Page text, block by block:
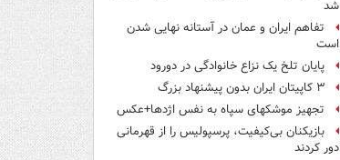
شد
تفاهم ایران و عمان در آستانه نهایی شدن
است
پایان تلخ یک نزاع خانوادگی در دورود
۳ کاپیتان ایران بدون پیشنهاد بزرگ
تجهیز موشکهای سپاه به نفس اژدها+عکس
بازیکنان بی‌کیفیت، پرسپولیس را از قهرمانی
دور کردند